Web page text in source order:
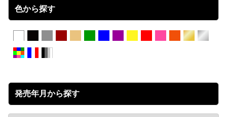
色から探す
発売年月から探す